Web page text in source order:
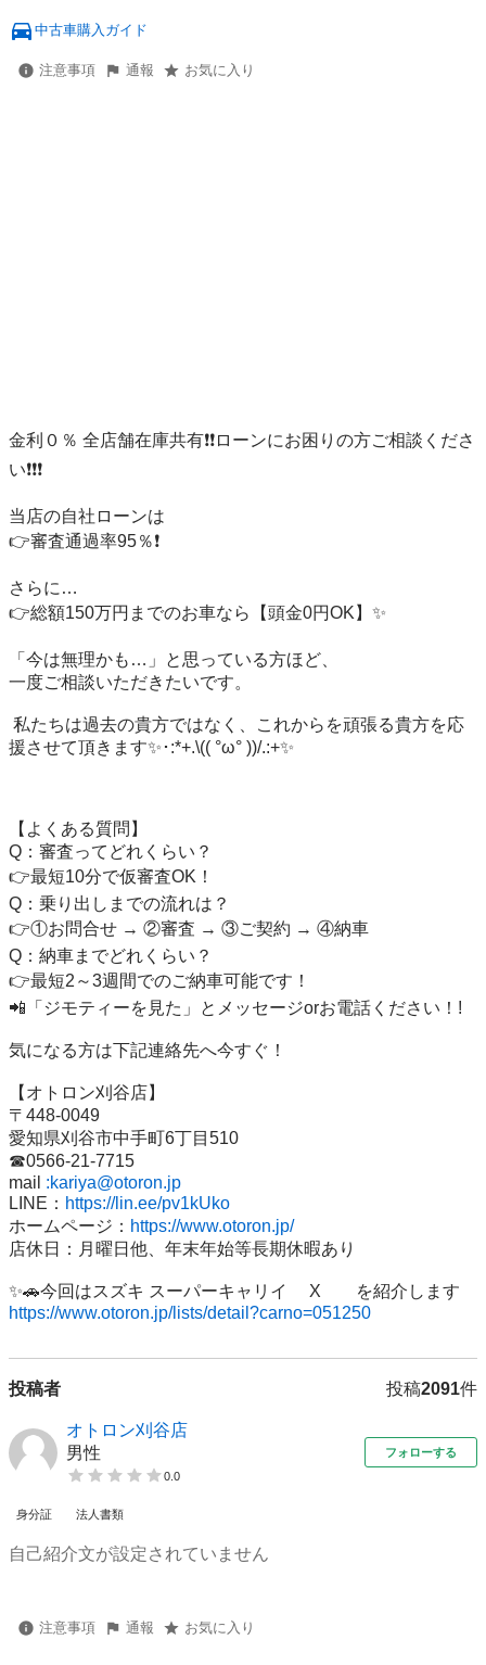
中古車購入ガイド
注意事項 通報 お気に入り
金利０％ 全店舗在庫共有❗️❗️ローンにお困りの方ご相談くださ
い❗️❗️❗️
当店の自社ローンは
👉審査通過率95％❗️
さらに…
👉総額150万円までのお車なら【頭金0円OK】✨
「今は無理かも…」と思っている方ほど、
一度ご相談いただきたいです。
援させて頂きます✨･:*+.\(( °ω° ))/.:+✨
【よくある質問】
Q：審査ってどれくらい？
👉最短10分で仮審査OK！
Q：乗り出しまでの流れは？
👉①お問合せ → ②審査 → ③ご契約 → ④納車
Q：納車までどれくらい？
👉最短2～3週間でのご納車可能です！
📲「ジモティーを見た」とメッセージorお電話ください！!
気になる方は下記連絡先へ今すぐ！
【オトロン刈谷店】
〒448-0049
愛知県刈谷市中手町6丁目510
☎0566‐21‐7715
mail :kariya@otoron.jp
LINE： https://lin.ee/pv1kUko
ホームページ： https://www.otoron.jp/
店休日：月曜日他、年末年始等長期休暇あり
https://www.otoron.jp/lists/detail?carno=051250
投稿者 投稿2091件
オトロン刈谷店
男性
0.0
フォローする
身分証 法人書類
自己紹介文が設定されていません
注意事項 通報 お気に入り